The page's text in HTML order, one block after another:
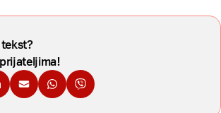
tekst?
na Tviteruna Linkdinu
Podelite na imejl
Podelite na WhatsApp
Podelite na Viberu